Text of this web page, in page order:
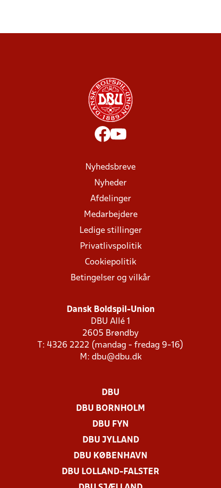
Nyhedsbreve
Nyheder
Afdelinger
Medarbejdere
Ledige stillinger
Privatlivspolitik
Cookiepolitik
Betingelser og vilkår
Dansk Boldspil-Union
DBU Allé 1
2605 Brøndby
T: 4326 2222 (mandag - fredag 9-16)
M: dbu@dbu.dk
DBU
DBU BORNHOLM
DBU FYN
DBU JYLLAND
DBU KØBENHAVN
DBU LOLLAND-FALSTER